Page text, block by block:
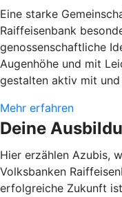
Eine starke
Raiffeisenbank
genossenschaftliche
Augenhöhe und mit
gestalten aktiv mit
Mehr erfahren
Deine
Hier erzählen Azubis,
Volksbanken
erfolgreiche Zukunft